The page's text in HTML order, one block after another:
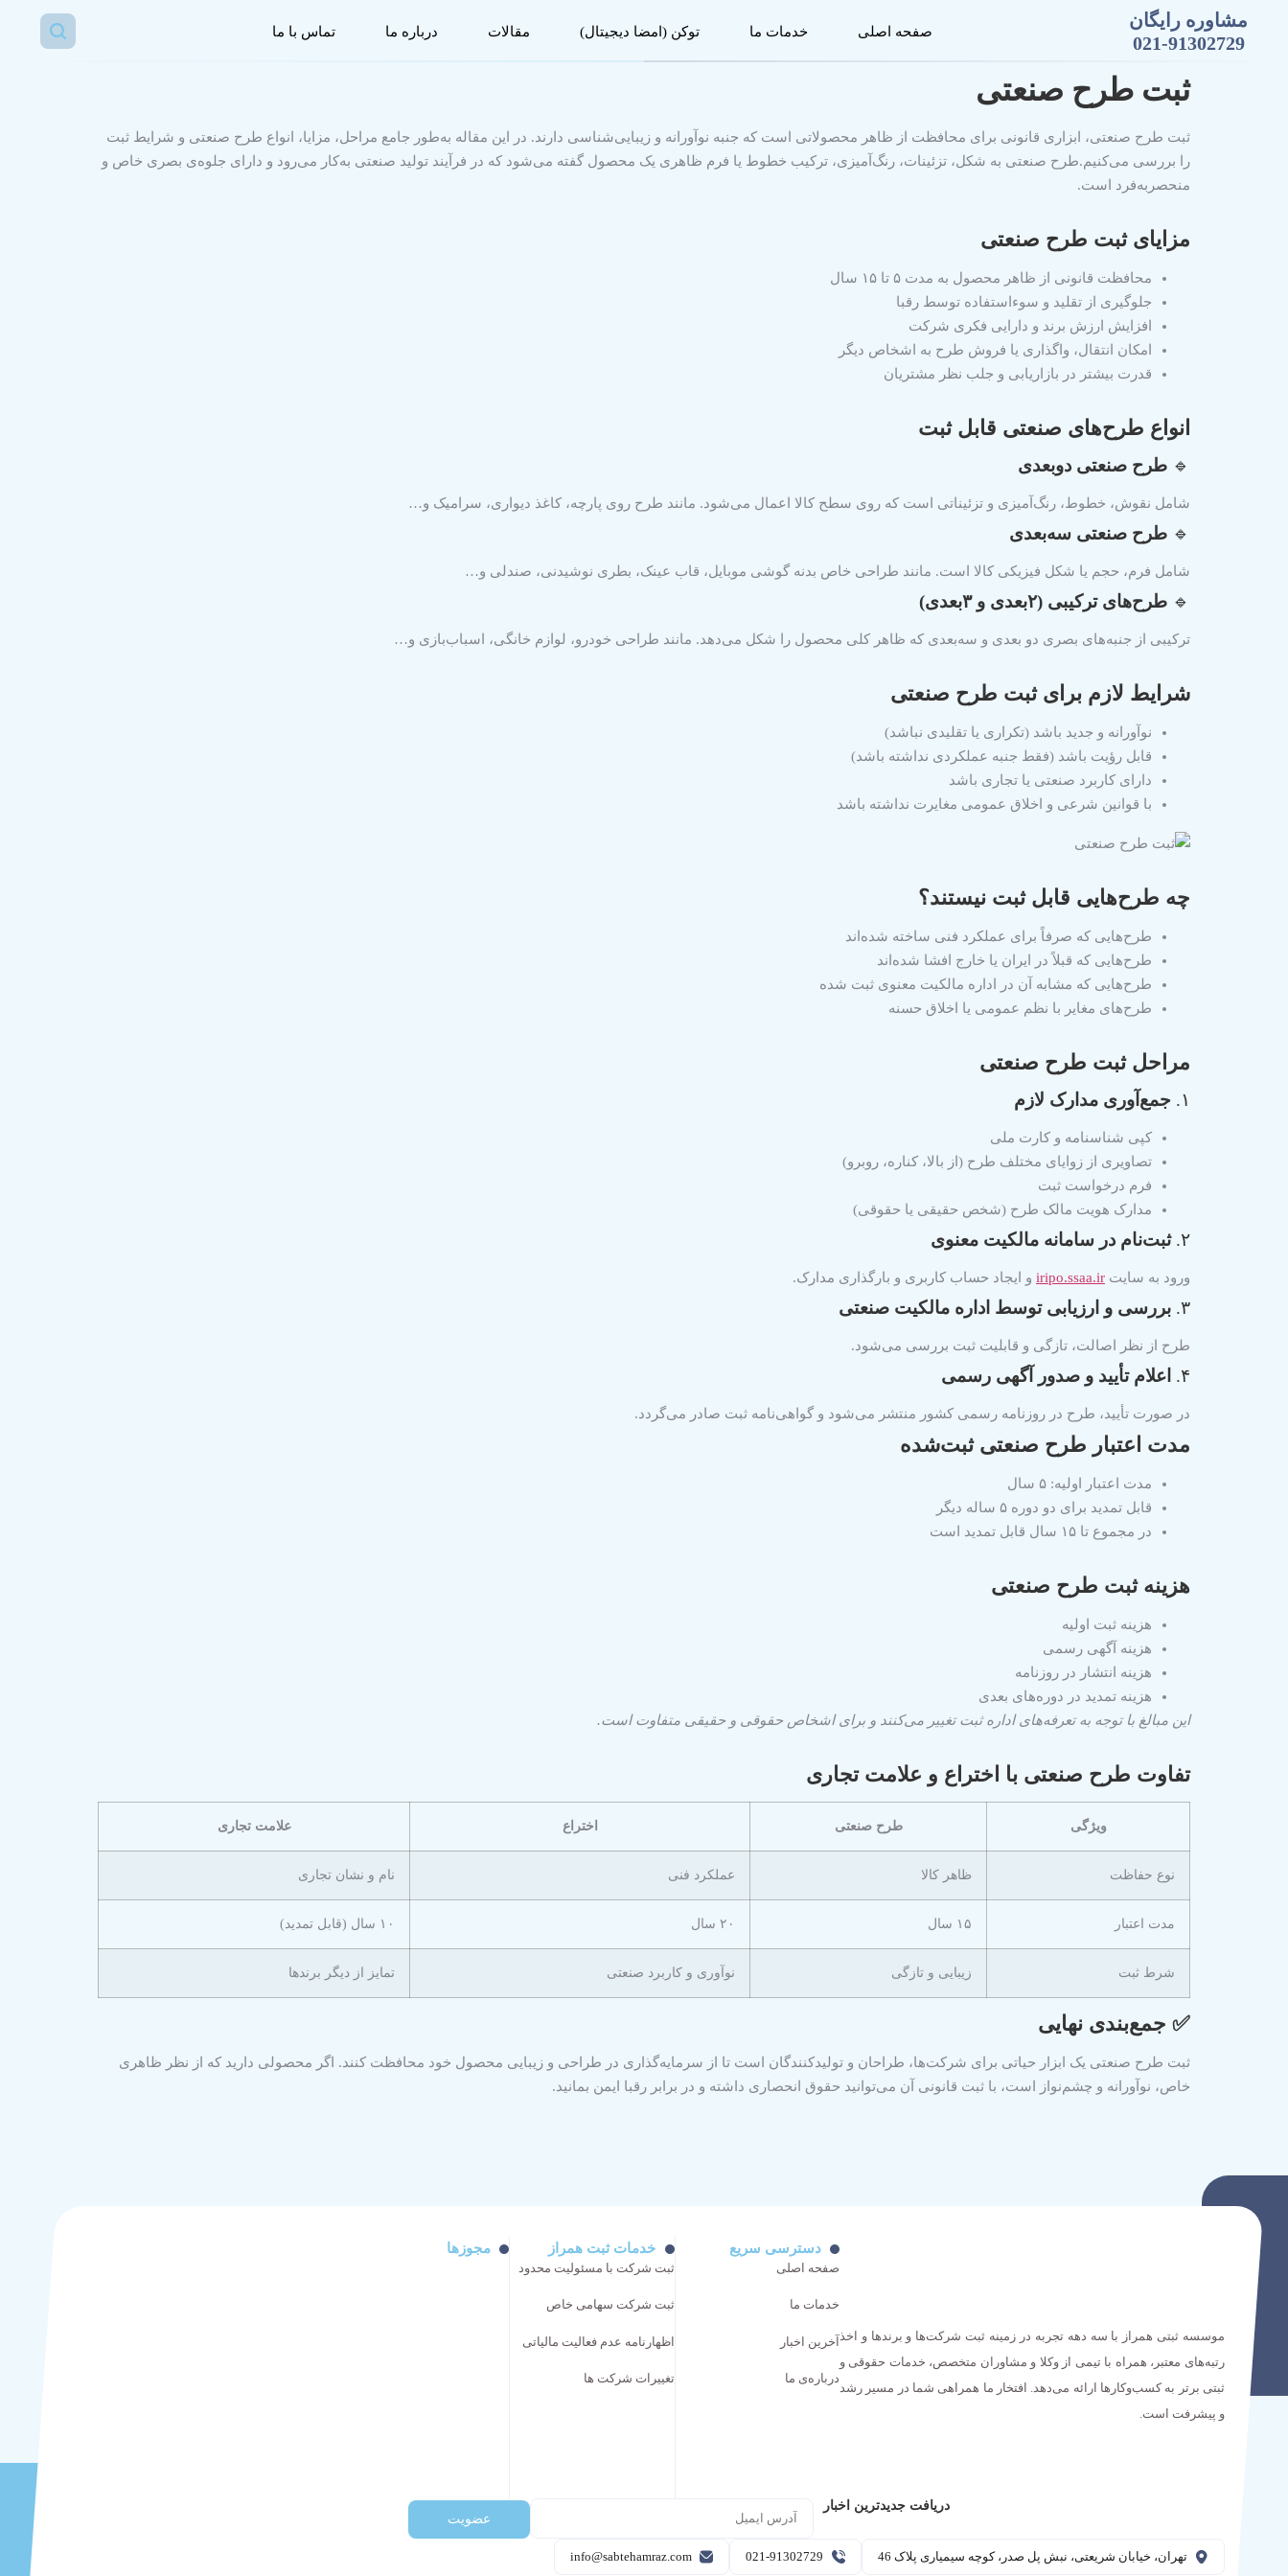
مشاوره رایگان
021-91302729
صفحه اصلی خدمات ما توکن (امضا دیجیتال) مقالات درباره ما تماس با ما
ثبت طرح صنعتی
ثبت طرح صنعتی، ابزاری قانونی برای محافظت از ظاهر محصولاتی است که جنبه نوآورانه و زیبایی‌شناسی دارند. در این مقاله به‌طور جامع مراحل، مزایا، انواع طرح صنعتی و شرایط ثبت
را بررسی می‌کنیم.طرح صنعتی به شکل، تزئینات، رنگ‌آمیزی، ترکیب خطوط یا فرم ظاهری یک محصول گفته می‌شود که در فرآیند تولید صنعتی به‌کار می‌رود و دارای جلوه‌ی بصری خاص و
منحصر‌به‌فرد است.
مزایای ثبت طرح صنعتی
محافظت قانونی از ظاهر محصول به مدت ۵ تا ۱۵ سال
جلوگیری از تقلید و سوء‌استفاده توسط رقبا
افزایش ارزش برند و دارایی فکری شرکت
امکان انتقال، واگذاری یا فروش طرح به اشخاص دیگر
قدرت بیشتر در بازاریابی و جلب نظر مشتریان
انواع طرح‌های صنعتی قابل ثبت
🔹 طرح صنعتی دو‌بعدی
شامل نقوش، خطوط، رنگ‌آمیزی و تزئیناتی است که روی سطح کالا اعمال می‌شود. مانند طرح روی پارچه، کاغذ دیواری، سرامیک و…
🔹 طرح صنعتی سه‌بعدی
شامل فرم، حجم یا شکل فیزیکی کالا است. مانند طراحی خاص بدنه گوشی موبایل، قاب عینک، بطری نوشیدنی، صندلی و…
🔹 طرح‌های ترکیبی (۲بعدی و ۳بعدی)
ترکیبی از جنبه‌های بصری دو بعدی و سه‌بعدی که ظاهر کلی محصول را شکل می‌دهد. مانند طراحی خودرو، لوازم خانگی، اسباب‌بازی و…
شرایط لازم برای ثبت طرح صنعتی
نوآورانه و جدید باشد (تکراری یا تقلیدی نباشد)
قابل رؤیت باشد (فقط جنبه عملکردی نداشته باشد)
دارای کاربرد صنعتی یا تجاری باشد
با قوانین شرعی و اخلاق عمومی مغایرت نداشته باشد
چه طرح‌هایی قابل ثبت نیستند؟
طرح‌هایی که صرفاً برای عملکرد فنی ساخته شده‌اند
طرح‌هایی که قبلاً در ایران یا خارج افشا شده‌اند
طرح‌هایی که مشابه آن در اداره مالکیت معنوی ثبت شده
طرح‌های مغایر با نظم عمومی یا اخلاق حسنه
مراحل ثبت طرح صنعتی
۱. جمع‌آوری مدارک لازم
کپی شناسنامه و کارت ملی
تصاویری از زوایای مختلف طرح (از بالا، کناره، روبرو)
فرم درخواست ثبت
مدارک هویت مالک طرح (شخص حقیقی یا حقوقی)
۲. ثبت‌نام در سامانه مالکیت معنوی
ورود به سایت iripo.ssaa.ir و ایجاد حساب کاربری و بارگذاری مدارک.
۳. بررسی و ارزیابی توسط اداره مالکیت صنعتی
طرح از نظر اصالت، تازگی و قابلیت ثبت بررسی می‌شود.
۴. اعلام تأیید و صدور آگهی رسمی
در صورت تأیید، طرح در روزنامه رسمی کشور منتشر می‌شود و گواهی‌نامه ثبت صادر می‌گردد.
مدت اعتبار طرح صنعتی ثبت‌شده
مدت اعتبار اولیه: ۵ سال
قابل تمدید برای دو دوره ۵ ساله دیگر
در مجموع تا ۱۵ سال قابل تمدید است
هزینه ثبت طرح صنعتی
هزینه ثبت اولیه
هزینه آگهی رسمی
هزینه انتشار در روزنامه
هزینه تمدید در دوره‌های بعدی
این مبالغ با توجه به تعرفه‌های اداره ثبت تغییر می‌کنند و برای اشخاص حقوقی و حقیقی متفاوت است.
تفاوت طرح صنعتی با اختراع و علامت تجاری
ویژگی طرح صنعتی اختراع علامت تجاری
نوع حفاظت ظاهر کالا عملکرد فنی نام و نشان تجاری
مدت اعتبار ۱۵ سال ۲۰ سال ۱۰ سال (قابل تمدید)
شرط ثبت زیبایی و تازگی نوآوری و کاربرد صنعتی تمایز از دیگر برندها
✅ جمع‌بندی نهایی
ثبت طرح صنعتی یک ابزار حیاتی برای شرکت‌ها، طراحان و تولیدکنندگان است تا از سرمایه‌گذاری در طراحی و زیبایی محصول خود محافظت کنند. اگر محصولی دارید که از نظر ظاهری
خاص، نوآورانه و چشم‌نواز است، با ثبت قانونی آن می‌توانید حقوق انحصاری داشته و در برابر رقبا ایمن بمانید.
موسسه ثبتی همراز با سه دهه تجربه در زمینه ثبت شرکت‌ها و برندها و اخذ
رتبه‌های معتبر، همراه با تیمی از وکلا و مشاوران متخصص، خدمات حقوقی و
ثبتی برتر به کسب‌وکارها ارائه می‌دهد. افتخار ما همراهی شما در مسیر رشد
و پیشرفت است.
دسترسی سریع
صفحه اصلی
خدمات ما
آخرین اخبار
درباره‌ی ما
خدمات ثبت همراز
ثبت شرکت با مسئولیت محدود
ثبت شرکت سهامی خاص
اظهارنامه عدم فعالیت مالیاتی
تغییرات شرکت ها
مجوزها
دریافت جدیدترین اخبار
عضویت
تهران، خیابان شریعتی، نبش پل صدر، کوچه سیمیاری پلاک 46 021-91302729
info@sabtehamraz.com